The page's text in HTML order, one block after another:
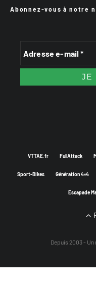
Abonnez-vous à notre
VTTAE.fr FullAttack
Sport-Bikes Génération 4×4
Escapade
Depuis 2003 - Un